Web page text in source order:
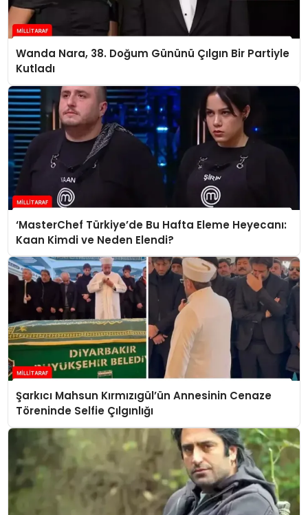
Wanda Nara, 38. Doğum Gününü Çılgın Bir Partiyle
Kutladı
‘MasterChef Türkiye’de Bu Hafta Eleme Heyecanı:
Kaan Kimdi ve Neden Elendi?
Şarkıcı Mahsun Kırmızıgül’ün Annesinin Cenaze
Töreninde Selfie Çılgınlığı